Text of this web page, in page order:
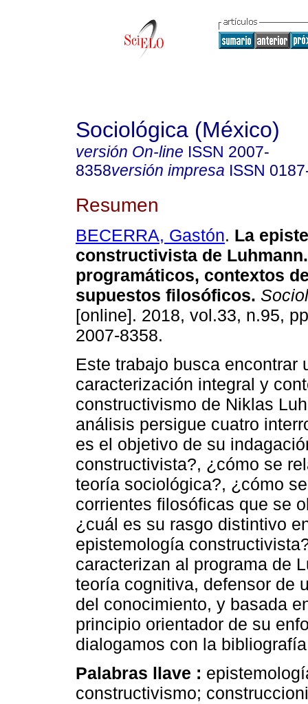
Sociológica (México)
versión On-line ISSN 2007-
8358versión impresa ISSN
Resumen
BECERRA, Gastón. La
constructivista de
programáticos, contextos
supuestos filosóficos.
[online]. 2018, vol.33, n.95,
2007-8358.
Este trabajo busca encontrar
caracterización integral y
constructivismo de Niklas
análisis persigue cuatro
es el objetivo de su
constructivista?, ¿cómo se
teoría sociológica?, ¿cómo
corrientes filosóficas que se
¿cuál es su rasgo distintivo
epistemología
caracterizan al programa de
teoría cognitiva, defensor de
del conocimiento, y basada
principio orientador de su
dialogamos con la
Palabras llave :
constructivismo;